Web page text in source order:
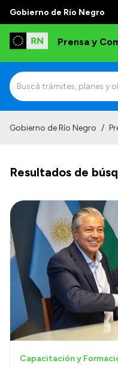
Gobierno de Río Negro
Prensa y
Autoridades
Referentes de prensa
Archivo de noticias
Transparencia
Presupuesto
Boletín Oficial
Compras y licitaciones
Consulta de
Gobierno de Río Negro /
Resultados de
Capacitación y